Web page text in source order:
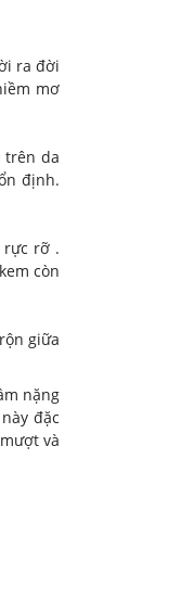
ra đời
mơ
trên da
định.
rực rỡ .
còn
giữa
nặng
đặc
và